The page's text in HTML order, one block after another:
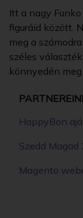
Itt a nagy
figuráid között.
meg a
széles
könnyedén
HappyBon
Szedd Magad
Magento